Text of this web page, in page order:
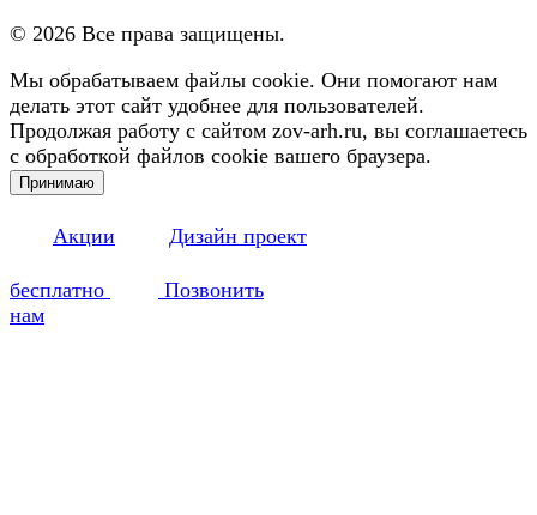
© 2026 Все права защищены.
Мы обрабатываем файлы cookie. Они помогают нам
делать этот сайт удобнее для пользователей.
Продолжая работу с сайтом zov-arh.ru, вы соглашаетесь
с обработкой файлов cookie вашего браузера.
Принимаю
Акции Дизайн проект
бесплатно
Позвонить
нам